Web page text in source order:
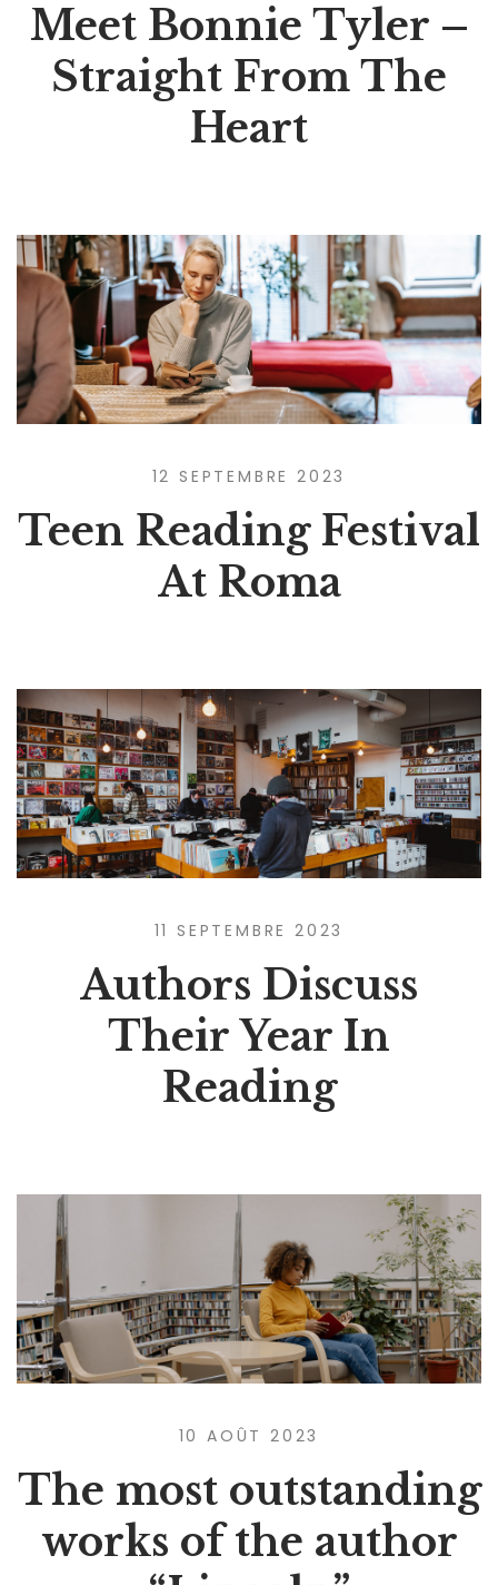
Meet Bonnie Tyler –
Straight From The
Heart
12 SEPTEMBRE 2023
Teen Reading Festival
At Roma
11 SEPTEMBRE 2023
Authors Discuss
Their Year In
Reading
10 AOÛT 2023
The most outstanding
works of the author